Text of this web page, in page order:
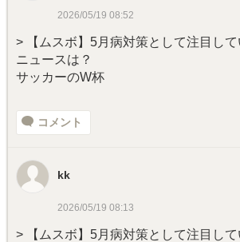
2026/05/19 08:52
> 【ムスボ】5月病対策として注目し
ニュースは？
サッカーのW杯
コメント
kk
2026/05/19 08:13
> 【ムスボ】5月病対策として注目し